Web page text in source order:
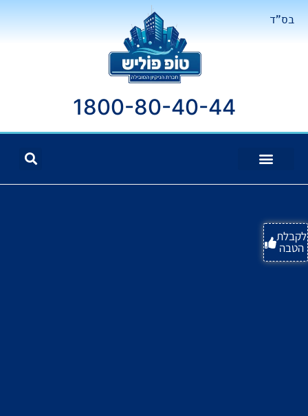
בס"ד
1800-80-40-44
לקבלת
הטבה